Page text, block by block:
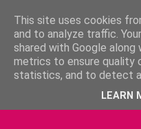
This site uses cookies
and to analyze traffic.
shared with Google
metrics to ensure quality
statistics, and to detect
LEARN